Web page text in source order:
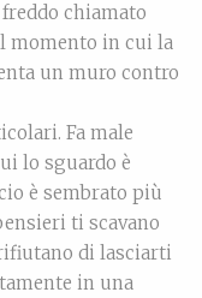
chiamato
momento in cui la
un muro contro
Fa male
lo sguardo è
è sembrato più
ti scavano
di lasciarti
in una